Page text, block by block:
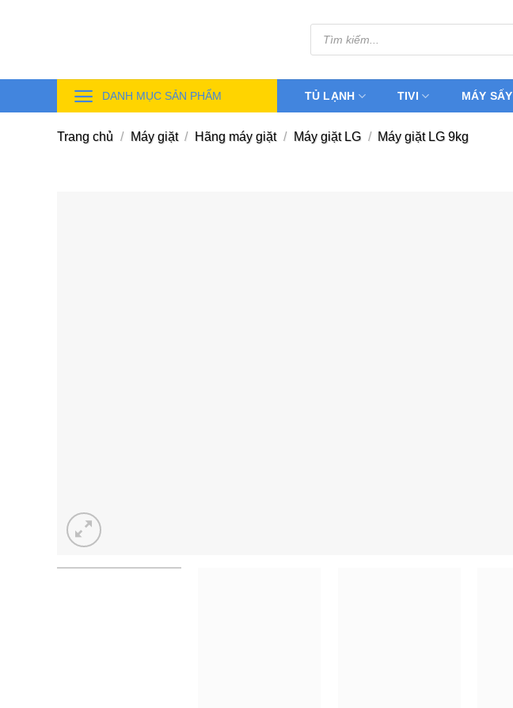
Tìm
kiếm
sản
DANH MỤC SẢN PHẨM TỦ LẠNH TIVI MÁY SẤY
Trang chủ / Máy giặt / Hãng máy giặt / Máy giặt LG / Máy giặt LG 9kg